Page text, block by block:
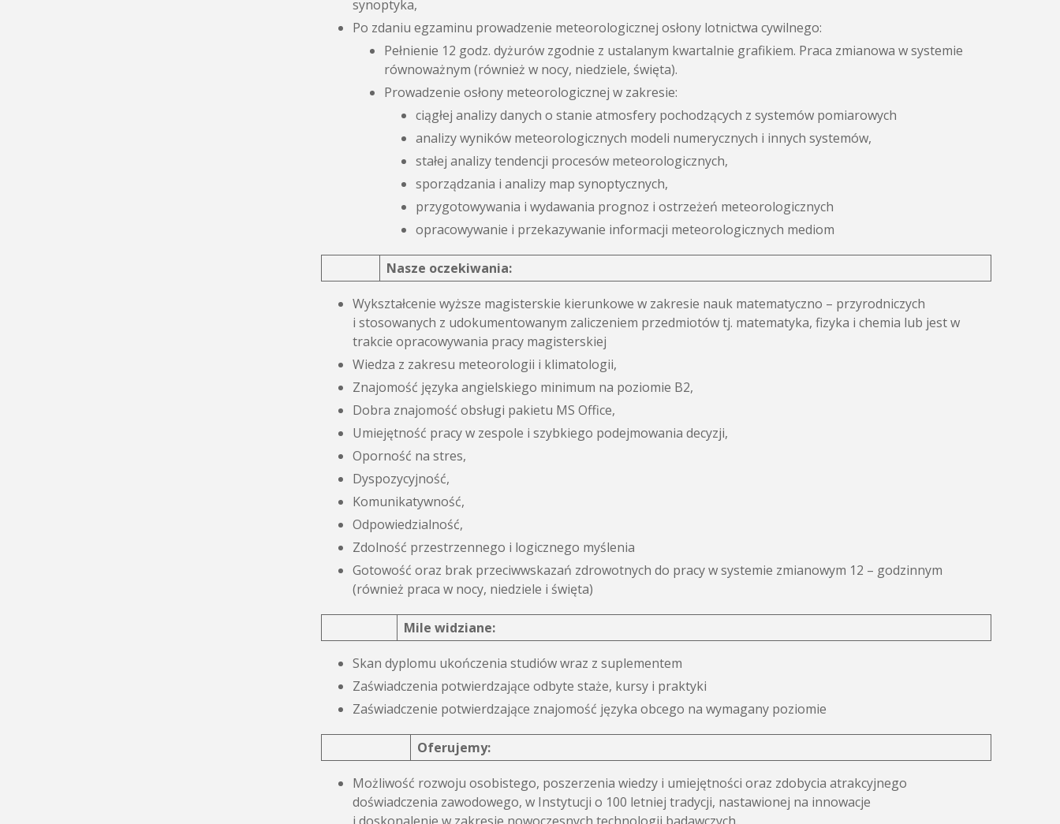
synoptyka,
Po zdaniu egzaminu prowadzenie meteorologicznej osłony lotnictwa cywilnego:
Pełnienie 12 godz. dyżurów zgodnie z ustalanym kwartalnie grafikiem. Praca zmianowa w systemie
równoważnym (również w nocy, niedziele, święta).
Prowadzenie osłony meteorologicznej w zakresie:
ciągłej analizy danych o stanie atmosfery pochodzących z systemów pomiarowych
analizy wyników meteorologicznych modeli numerycznych i innych systemów,
stałej analizy tendencji procesów meteorologicznych,
sporządzania i analizy map synoptycznych,
przygotowywania i wydawania prognoz i ostrzeżeń meteorologicznych
opracowywanie i przekazywanie informacji meteorologicznych mediom
Nasze oczekiwania:
Wykształcenie wyższe magisterskie kierunkowe w zakresie nauk matematyczno – przyrodniczych
i stosowanych z udokumentowanym zaliczeniem przedmiotów tj. matematyka, fizyka i chemia lub jest w
trakcie opracowywania pracy magisterskiej
Wiedza z zakresu meteorologii i klimatologii,
Znajomość języka angielskiego minimum na poziomie B2,
Dobra znajomość obsługi pakietu MS Office,
Umiejętność pracy w zespole i szybkiego podejmowania decyzji,
Oporność na stres,
Dyspozycyjność,
Komunikatywność,
Odpowiedzialność,
Zdolność przestrzennego i logicznego myślenia
Gotowość oraz brak przeciwwskazań zdrowotnych do pracy w systemie zmianowym 12 – godzinnym
(również praca w nocy, niedziele i święta)
Mile widziane:
Skan dyplomu ukończenia studiów wraz z suplementem
Zaświadczenia potwierdzające odbyte staże, kursy i praktyki
Zaświadczenie potwierdzające znajomość języka obcego na wymagany poziomie
Oferujemy:
Możliwość rozwoju osobistego, poszerzenia wiedzy i umiejętności oraz zdobycia atrakcyjnego
doświadczenia zawodowego, w Instytucji o 100 letniej tradycji, nastawionej na innowacje